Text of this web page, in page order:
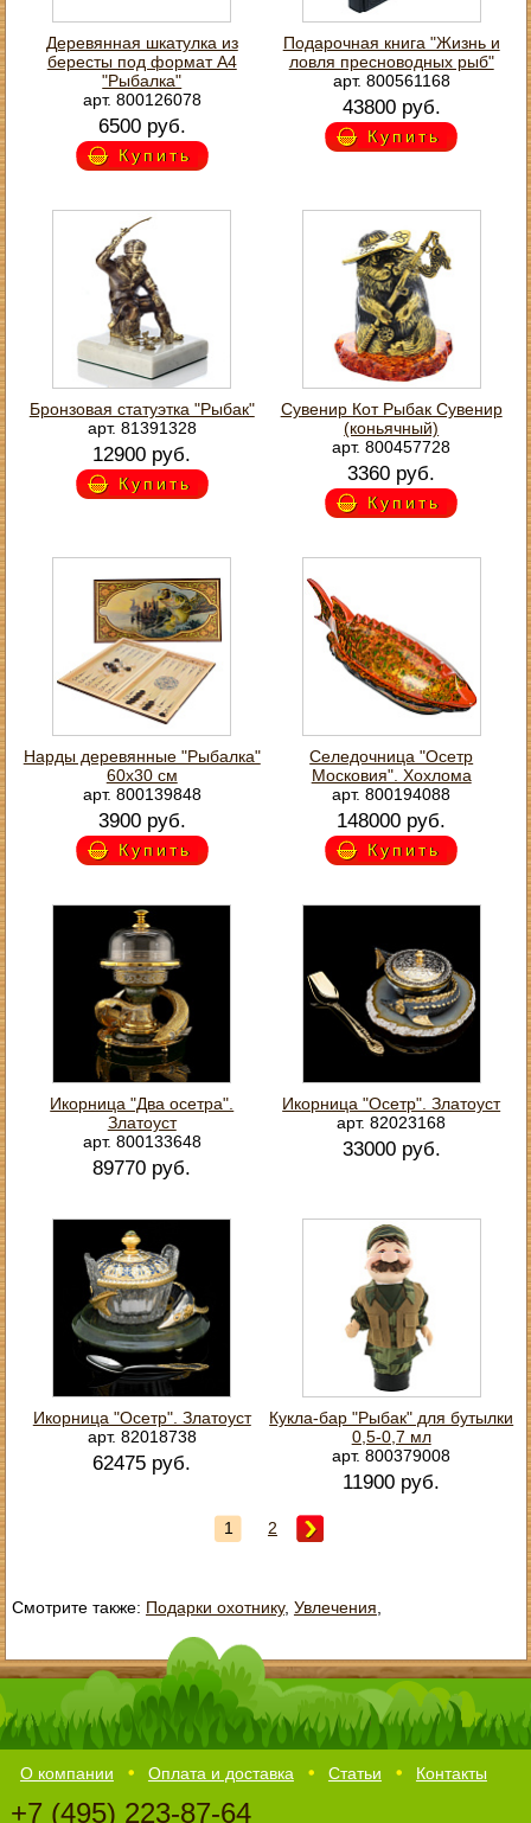
Деревянная шкатулка из
бересты под формат A4
"Рыбалка"
арт. 800126078
6500 руб.
Купить
Подарочная книга "Жизнь и
ловля пресноводных рыб"
арт. 800561168
43800 руб.
Купить
Бронзовая статуэтка "Рыбак"
арт. 81391328
12900 руб.
Купить
Сувенир Кот Рыбак Сувенир
(коньячный)
арт. 800457728
3360 руб.
Купить
Нарды деревянные "Рыбалка"
60х30 см
арт. 800139848
3900 руб.
Купить
Селедочница "Осетр
Московия". Хохлома
арт. 800194088
148000 руб.
Купить
Икорница "Два осетра".
Златоуст
арт. 800133648
89770 руб.
Икорница "Осетр". Златоуст
арт. 82023168
33000 руб.
Икорница "Осетр". Златоуст
арт. 82018738
62475 руб.
Кукла-бар "Рыбак" для бутылки
0,5-0,7 мл
арт. 800379008
11900 руб.
1 2
Смотрите также: Подарки охотнику, Увлечения
О компании Оплата и доставка Статьи Контакты
+7 (495) 223-87-64